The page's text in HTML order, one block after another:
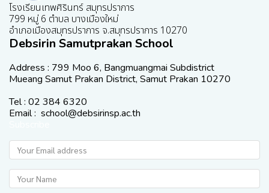
โรงเรียนเทพศิรินทร์ สมุทรปราการ
799 หมู่ 6 ตำบล บางเมืองใหม่
อำเภอเมืองสมุทรปราการ จ.สมุทรปราการ 10270
Debsirin Samutprakan School
Address : 799 Moo 6, Bangmuangmai Subdistrict
Mueang Samut Prakan District, Samut Prakan 10270
Tel : 02 384 6320
Email : school@debsirinsp.ac.th